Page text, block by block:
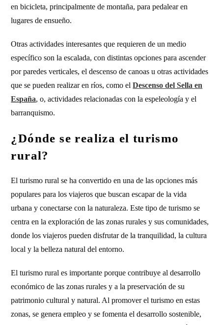
en bicicleta, principalmente de montaña, para pedalear en
lugares de ensueño.
Otras actividades interesantes que requieren de un medio
específico son la escalada, con distintas opciones para ascender
por paredes verticales, el descenso de canoas u otras actividades
que se pueden realizar en ríos, como elDescenso del Sella en
España, o, actividades relacionadas con la espeleología y el
barranquismo.
¿Dónde se realiza el turismo
rural?
El turismo rural se ha convertido en una de las opciones más
populares para los viajeros que buscan escapar de la vida
urbana y conectarse con la naturaleza. Este tipo de turismo se
centra en la exploración de las zonas rurales y sus comunidades,
donde los viajeros pueden disfrutar de la tranquilidad, la cultura
local y la belleza natural del entorno.
El turismo rural es importante porque contribuye al desarrollo
económico de las zonas rurales y a la preservación de su
patrimonio cultural y natural. Al promover el turismo en estas
zonas, se genera empleo y se fomenta el desarrollo sostenible,